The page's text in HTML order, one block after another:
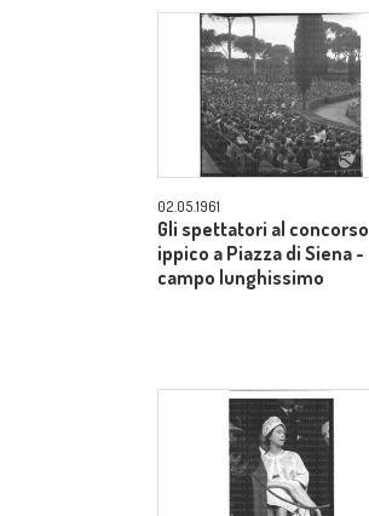
02.05.1961
Gli spettatori al concorso
ippico a Piazza di Siena -
campo lunghissimo